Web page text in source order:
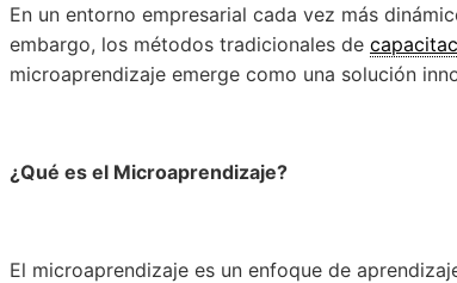
En un entorno empresarial cada vez más
embargo, los métodos tradicionales de
microaprendizaje emerge como una solución
¿Qué es el Microaprendizaje?
El microaprendizaje es un enfoque de